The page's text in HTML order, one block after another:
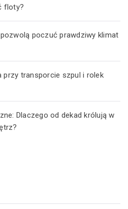
floty?
poczuć prawdziwy klimat
przy transporcie szpul i rolek
Dlaczego od dekad królują w